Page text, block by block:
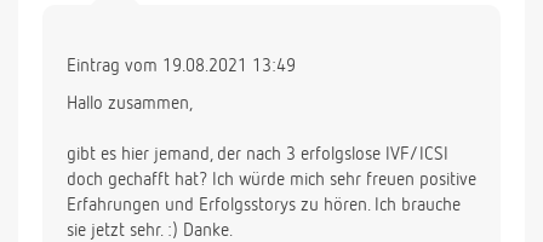
Eintrag vom 19.08.2021 13:49
Hallo zusammen,
gibt es hier jemand, der nach 3 erfolgslose IVF/ICSI
doch gechafft hat? Ich würde mich sehr freuen positive
Erfahrungen und Erfolgsstorys zu hören. Ich brauche
sie jetzt sehr. :) Danke.